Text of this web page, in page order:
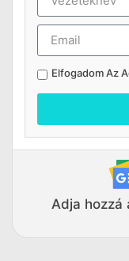
Elfogadom Az
Adja hozzá